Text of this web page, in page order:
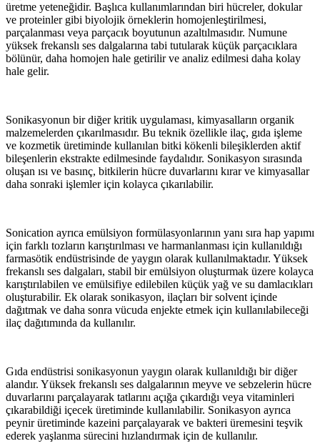
üretme yeteneğidir. Başlıca kullanımlarından biri hücreler, dokular
ve proteinler gibi biyolojik örneklerin homojenleştirilmesi,
parçalanması veya parçacık boyutunun azaltılmasıdır. Numune
yüksek frekanslı ses dalgalarına tabi tutularak küçük parçacıklara
bölünür, daha homojen hale getirilir ve analiz edilmesi daha kolay
hale gelir.
Sonikasyonun bir diğer kritik uygulaması, kimyasalların organik
malzemelerden çıkarılmasıdır. Bu teknik özellikle ilaç, gıda işleme
ve kozmetik üretiminde kullanılan bitki kökenli bileşiklerden aktif
bileşenlerin ekstrakte edilmesinde faydalıdır. Sonikasyon sırasında
oluşan ısı ve basınç, bitkilerin hücre duvarlarını kırar ve kimyasallar
daha sonraki işlemler için kolayca çıkarılabilir.
Sonication ayrıca emülsiyon formülasyonlarının yanı sıra hap yapımı
için farklı tozların karıştırılması ve harmanlanması için kullanıldığı
farmasötik endüstrisinde de yaygın olarak kullanılmaktadır. Yüksek
frekanslı ses dalgaları, stabil bir emülsiyon oluşturmak üzere kolayca
karıştırılabilen ve emülsifiye edilebilen küçük yağ ve su damlacıkları
oluşturabilir. Ek olarak sonikasyon, ilaçları bir solvent içinde
dağıtmak ve daha sonra vücuda enjekte etmek için kullanılabileceği
ilaç dağıtımında da kullanılır.
Gıda endüstrisi sonikasyonun yaygın olarak kullanıldığı bir diğer
alandır. Yüksek frekanslı ses dalgalarının meyve ve sebzelerin hücre
duvarlarını parçalayarak tatlarını açığa çıkardığı veya vitaminleri
çıkarabildiği içecek üretiminde kullanılabilir. Sonikasyon ayrıca
peynir üretiminde kazeini parçalayarak ve bakteri üremesini teşvik
ederek yaşlanma sürecini hızlandırmak için de kullanılır.